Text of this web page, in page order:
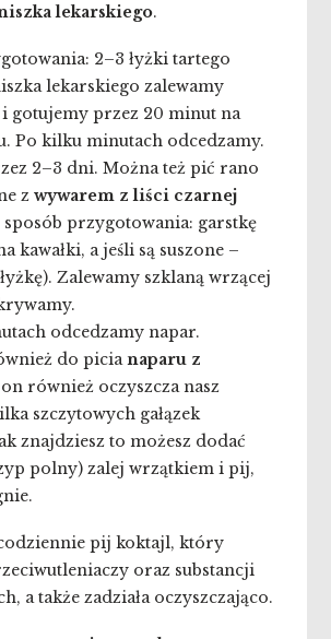
lekarskiego.
2–3 łyżki tartego
lekarskiego zalewamy
gotujemy przez 20 minut na
Po kilku minutach odcedzamy.
2–3 dni. Można też pić rano
zwywarem z liści czarnej
sposób przygotowania: garstkę
kawałki, a jeśli są suszone –
Zalewamy szklaną wrzącej
odcedzamy napar.
do picianaparu z
również oczyszcza nasz
szczytowych gałązek
znajdziesz to możesz dodać
polny) zalej wrzątkiem i pij,
pij koktajl, który
oraz substancji
a także zadziała oczyszczająco.